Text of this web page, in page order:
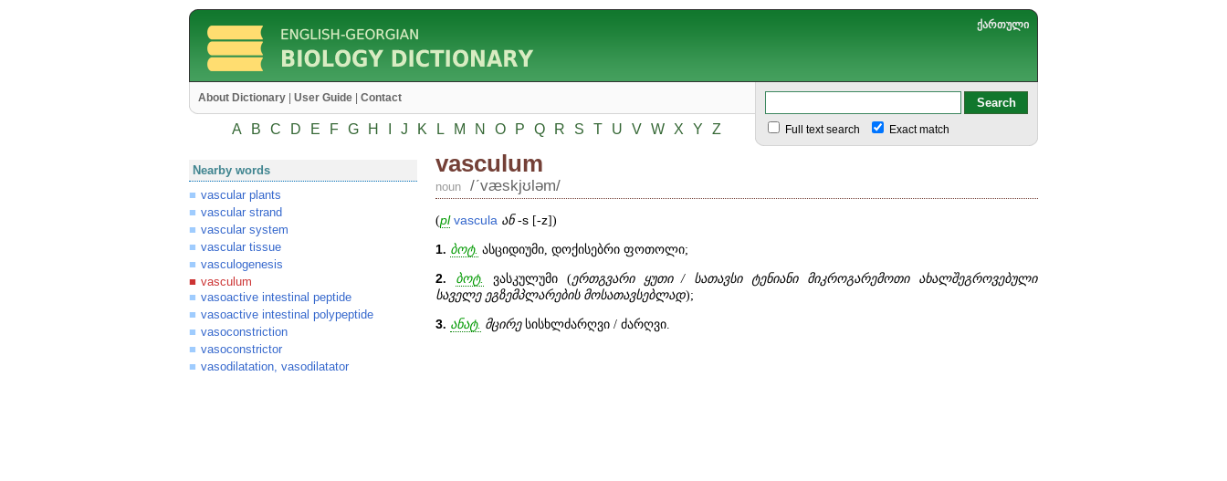
ქართული
About Dictionary User Guide Contact
A B C D E F G H J K L M N O P Q R S T U V W X Y Z Full text search Exact match
Nearby words
vascular plants
vascular strand
vascular system
vascular tissue
vasculogenesis
vasculum
vasoactive intestinal peptide
vasoactive intestinal polypeptide
vasoconstriction
vasoconstrictor
vasodilatation, vasodilatator
vasculum
noun /ʹvæskjʊləm/
(pl vascula ან-s [-z])
1. ბოტ. ასციდიუმი, დოქისებრი ფოთოლი;
2. ბოტ. ვასკულუმი (ერთგვარი ყუთი / სათავსი ტენიანი მიკროგარემოთი ახალშეგროვებული
საველე ეგზემპლარების მოსათავსებლად);
3. ანატ. მცირესისხლძარღვი / ძარღვი.